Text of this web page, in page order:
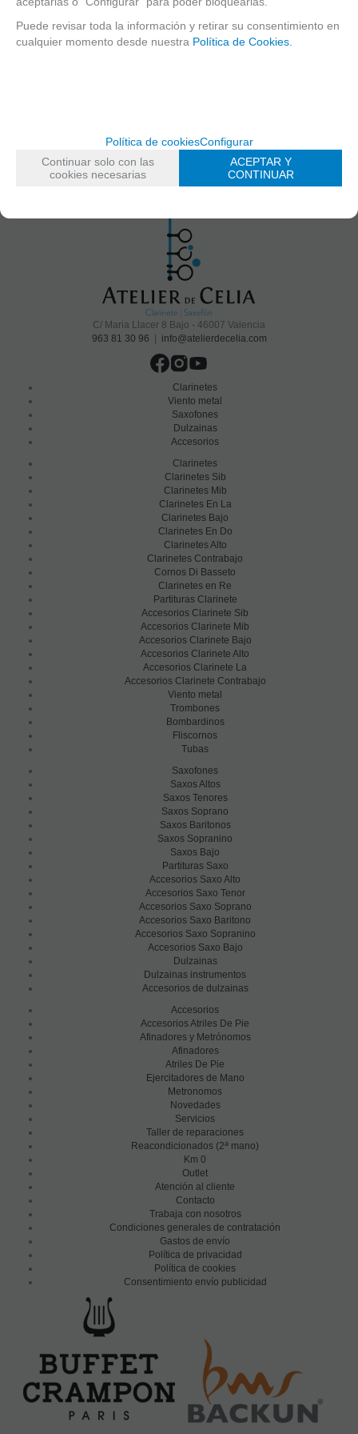
C/ Maria Llacer 8 Bajo - 46007 Valencia
963 81 30 96
info@atelierdecelia.com
Clarinetes
Viento metal
Saxofones
Dulzainas
Accesorios
Clarinetes
Clarinetes Sib
Clarinetes Mib
Clarinetes En La
Clarinetes Bajo
Clarinetes En Do
Clarinetes Alto
Clarinetes Contrabajo
Cornos Di Basseto
Clarinetes en Re
Partituras Clarinete
Accesorios Clarinete Sib
Accesorios Clarinete Mib
Accesorios Clarinete Bajo
Accesorios Clarinete Alto
Accesorios Clarinete La
Accesorios Clarinete Contrabajo
Viento metal
Trombones
Bombardinos
Fliscornos
Tubas
Saxofones
Saxos Altos
Saxos Tenores
Saxos Soprano
Saxos Baritonos
Saxos Sopranino
Saxos Bajo
Partituras Saxo
Accesorios Saxo Alto
Accesorios Saxo Tenor
Accesorios Saxo Soprano
Accesorios Saxo Baritono
Accesorios Saxo Sopranino
Accesorios Saxo Bajo
Dulzainas
Dulzainas instrumentos
Accesorios de dulzainas
Accesorios
Accesorios Atriles De Pie
Afinadores y Metrónomos
Afinadores
Atriles De Pie
Ejercitadores de Mano
Metronomos
Novedades
Servicios
Taller de reparaciones
Reacondicionados (2a mano)
Km 0
Outlet
Atención al cliente
Contacto
Trabaja con nosotros
Condiciones generales de contratación
Gastos de envío
Política de privacidad
Política de cookies
Consentimiento envío publicidad
Puede revisar toda la información y retirar su consentimiento en
cualquier momento desde nuestra Política de Cookies.
Política de cookiesConfigurar
Continuar solo con las
cookies necesarias
ACEPTAR Y
CONTINUAR